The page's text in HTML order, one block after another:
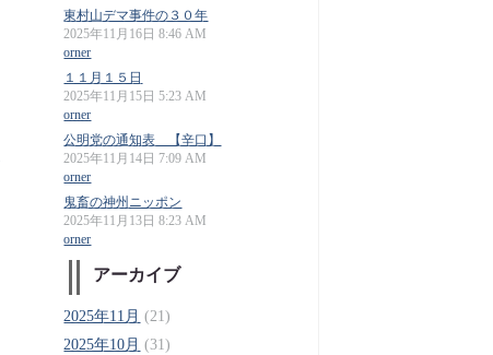
東村山デマ事件の３０年
2025年11月16日 8:46 AM
orner
１１月１５日
2025年11月15日 5:23 AM
orner
公明党の通知表 【辛口】
2025年11月14日 7:09 AM
orner
鬼畜の神州ニッポン
2025年11月13日 8:23 AM
orner
アーカイブ
2025年11月 (21)
2025年10月 (31)